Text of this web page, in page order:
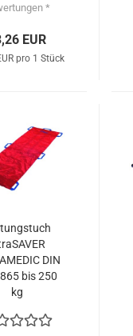
*
EUR
pro 1 Stück
DIN
bis 250
kg